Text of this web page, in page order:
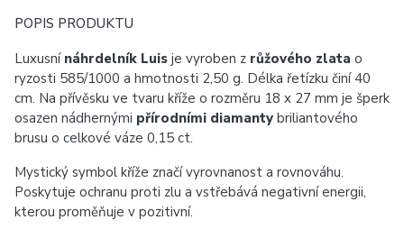
POPIS PRODUKTU
Luxusní náhrdelník Luis je vyroben z růžového zlata o
ryzosti 585/1000 a hmotnosti 2,50 g. Délka řetízku činí 40
cm. Na přívěsku ve tvaru kříže o rozměru 18 x 27 mm je šperk
osazen nádhernými přírodními diamanty briliantového
brusu o celkové váze 0,15 ct.
Mystický symbol kříže značí vyrovnanost a rovnováhu.
Poskytuje ochranu proti zlu a vstřebává negativní energii,
kterou proměňuje v pozitivní.